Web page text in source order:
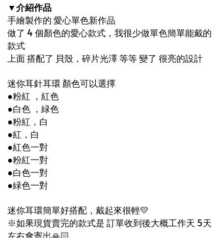
▼ 介紹作品
手繪製作的 愛心單色新作品
做了 4 個顏色的愛心款式 ，我很少做單色簡單能戴的
款式
上面 搭配了 貝殼，碎片光澤 等等 變了 很亮的設計
迷你耳針耳環 顏色可以選擇
●粉紅 ，紅色
●白色 ，緑色
●粉紅，白
●紅，白
●紅色一對
●粉紅一對
●白色一對
●緑色一對
迷你耳環簡單好搭配，戴起來很輕💛
※如果現貨賣完的款式是 訂單收到後大概工作天 5天
左右會寄出🙏🏻